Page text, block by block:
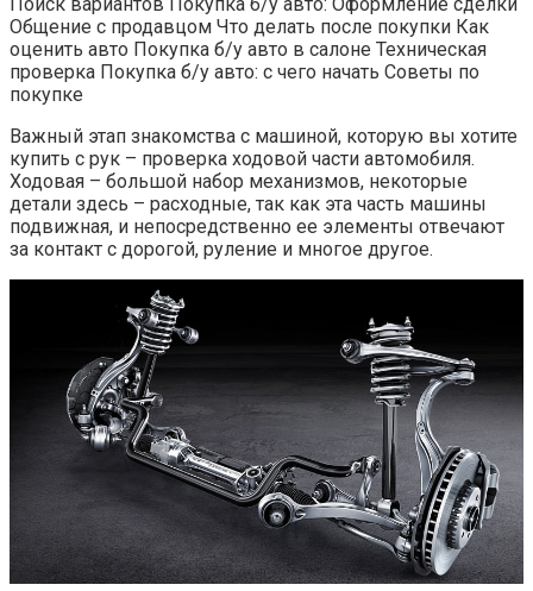
Общение с продавцом Что делать после покупки Как
оценить авто Покупка б/у авто в салоне Техническая
проверка Покупка б/у авто: с чего начать Советы по
покупке
Важный этап знакомства с машиной, которую вы хотите
купить с рук – проверка ходовой части автомобиля.
Ходовая – большой набор механизмов, некоторые
детали здесь – расходные, так как эта часть машины
подвижная, и непосредственно ее элементы отвечают
за контакт с дорогой, руление и многое другое.